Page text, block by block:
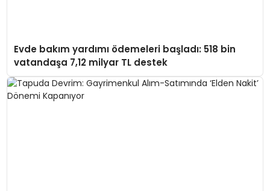
Evde bakım yardımı ödemeleri başladı: 518 bin
vatandaşa 7,12 milyar TL destek